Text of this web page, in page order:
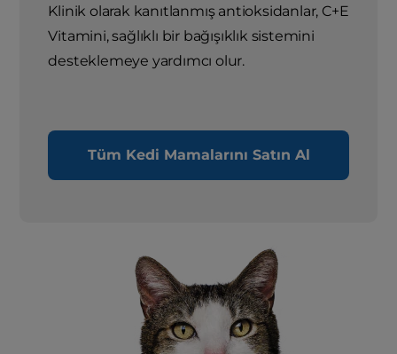
Klinik olarak kanıtlanmış antioksidanlar, C+E
Vitamini, sağlıklı bir bağışıklık sistemini
desteklemeye yardımcı olur.
Tüm Kedi Mamalarını Satın Al